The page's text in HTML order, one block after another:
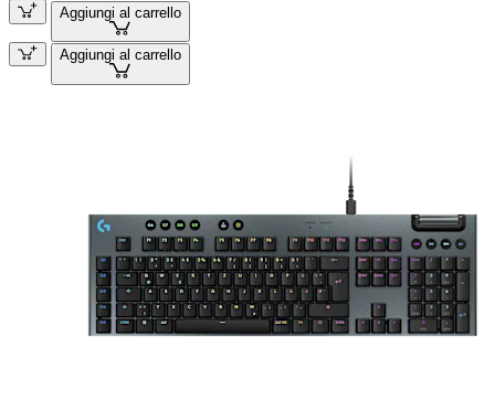
Aggiungi al carrello
Aggiungi al carrello